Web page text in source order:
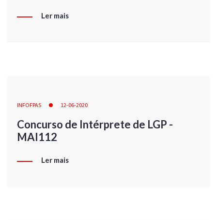
Ler mais
INFOFPAS 12-06-2020
Concurso de Intérprete de LGP -
MAI112
Ler mais